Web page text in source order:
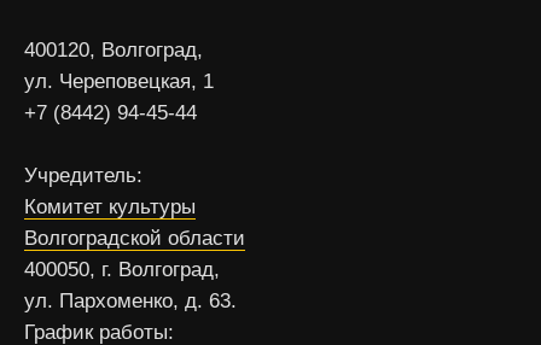
400120, Волгоград,
ул. Череповецкая, 1
+7 (8442) 94-45-44
Учредитель:
Комитет культуры
Волгоградской области
400050, г. Волгоград,
ул. Пархоменко, д. 63.
График работы: